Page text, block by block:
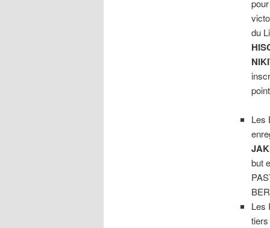
du
Les
but
Les